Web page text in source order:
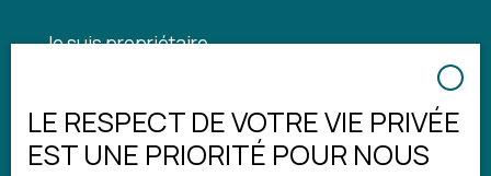
Je suis propriétaire
Espace vendeur
Gestion locative
LE RESPECT DE VOTRE VIE PRIVÉE
EST UNE PRIORITÉ POUR NOUS